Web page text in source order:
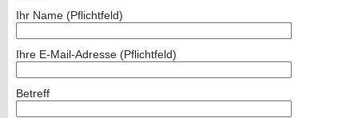
Ihr Name (Pflichtfeld)
Ihre E-Mail-Adresse (Pflichtfeld)
Betreff